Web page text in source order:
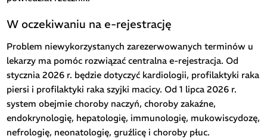
W oczekiwaniu na e-rejestrację
Problem niewykorzystanych zarezerwowanych terminów u
lekarzy ma pomóc rozwiązać centralna e-rejestracja. Od
stycznia 2026 r. będzie dotyczyć kardiologii, profilaktyki raka
piersi i profilaktyki raka szyjki macicy. Od 1 lipca 2026 r.
system obejmie choroby naczyń, choroby zakaźne,
endokrynologię, hepatologię, immunologię, mukowiscydozę,
nefrologię, neonatologię, gruźlicę i choroby płuc.